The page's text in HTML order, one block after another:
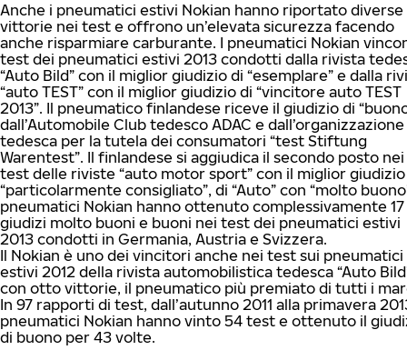
Anche i pneumatici estivi Nokian hanno riportato diverse
vittorie nei test e offrono un’elevata sicurezza facendo
anche risparmiare carburante. I pneumatici Nokian
test dei pneumatici estivi 2013 condotti dalla rivista
“Auto Bild” con il miglior giudizio di “esemplare” e dalla
“auto TEST” con il miglior giudizio di “vincitore auto TEST
2013”. Il pneumatico finlandese riceve il giudizio di
dall’Automobile Club tedesco ADAC e dall’organizzazione
tedesca per la tutela dei consumatori “test Stiftung
Warentest”. Il finlandese si aggiudica il secondo posto nei
test delle riviste “auto motor sport” con il miglior
“particolarmente consigliato”, di “Auto” con “molto
pneumatici Nokian hanno ottenuto complessivamente 17
giudizi molto buoni e buoni nei test dei pneumatici estivi
2013 condotti in Germania, Austria e Svizzera.
Il Nokian è uno dei vincitori anche nei test sui pneumatici
estivi 2012 della rivista automobilistica tedesca “Auto
con otto vittorie, il pneumatico più premiato di tutti i
In 97 rapporti di test, dall’autunno 2011 alla primavera
pneumatici Nokian hanno vinto 54 test e ottenuto il
di buono per 43 volte.